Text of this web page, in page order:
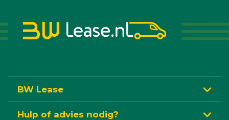
BW Lease
Hulp of advies nodig?